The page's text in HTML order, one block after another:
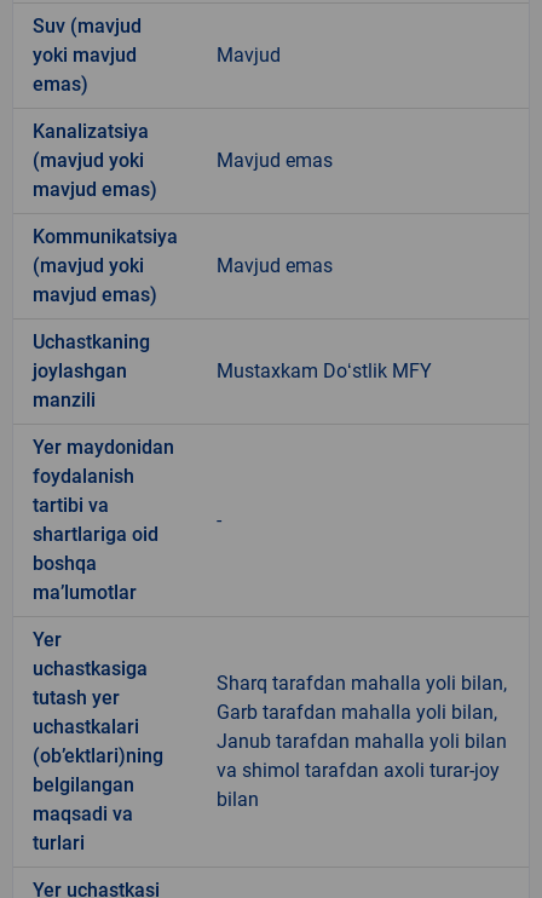
Suv (mavjud
yoki mavjud
emas)
Mavjud
Kanalizatsiya
(mavjud yoki
mavjud emas)
Mavjud emas
Kommunikatsiya
(mavjud yoki
mavjud emas)
Mavjud emas
Uchastkaning
joylashgan
manzili
Mustaxkam Doʻstlik MFY
Yer maydonidan
foydalanish
tartibi va
shartlariga oid
boshqa
ma’lumotlar
-
Yer
uchastkasiga
tutash yer
uchastkalari
(ob’ektlari)ning
belgilangan
maqsadi va
turlari
Sharq tarafdan mahalla yoli bilan,
Garb tarafdan mahalla yoli bilan,
Janub tarafdan mahalla yoli bilan
va shimol tarafdan axoli turar-joy
bilan
Yer uchastkasi